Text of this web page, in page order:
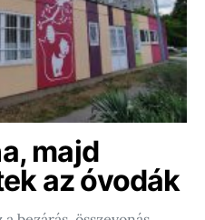
majd
az óvodák